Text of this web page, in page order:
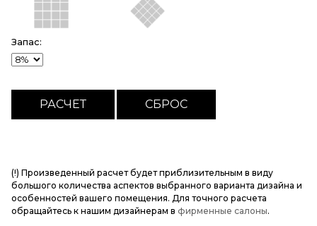
Запас:
(!) Произведенный расчет будет приблизительным в виду
большого количества аспектов выбранного варианта дизайна и
особенностей вашего помещения. Для точного расчета
обращайтесь к нашим дизайнерам в фирменные салоны.